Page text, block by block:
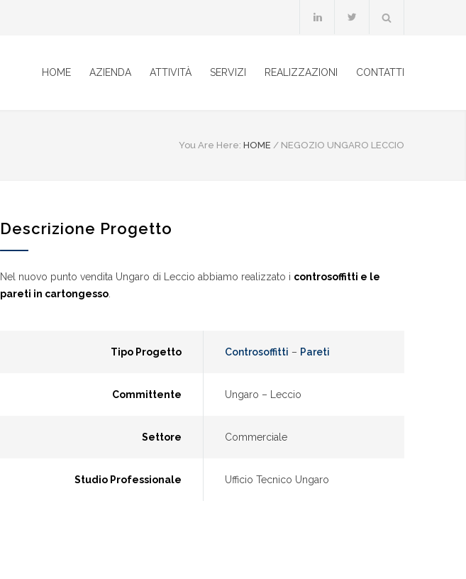
HOME AZIENDA ATTIVITÀ SERVIZI REALIZZAZIONI CONTATTI
You Are Here: HOME / NEGOZIO UNGARO LECCIO
Descrizione Progetto
Nel nuovo punto vendita Ungaro di Leccio abbiamo realizzato i controsoffitti e le
pareti in cartongesso
Tipo Progetto Controsoffitti – Pareti
Committente Ungaro – Leccio
Settore Commerciale
Studio Professionale Ufficio Tecnico Ungaro